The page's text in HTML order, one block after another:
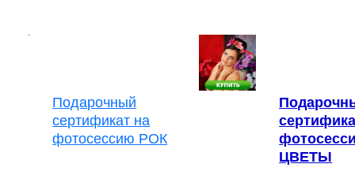
Подарочный
сертификат на
фотосессию РОК
ЦВЕТЫ